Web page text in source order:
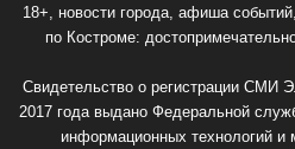
18+, новости города, афиша
по Костроме:
Свидетельство о регистрации СМИ
2017 года выдано Федеральной
информационных технологий и